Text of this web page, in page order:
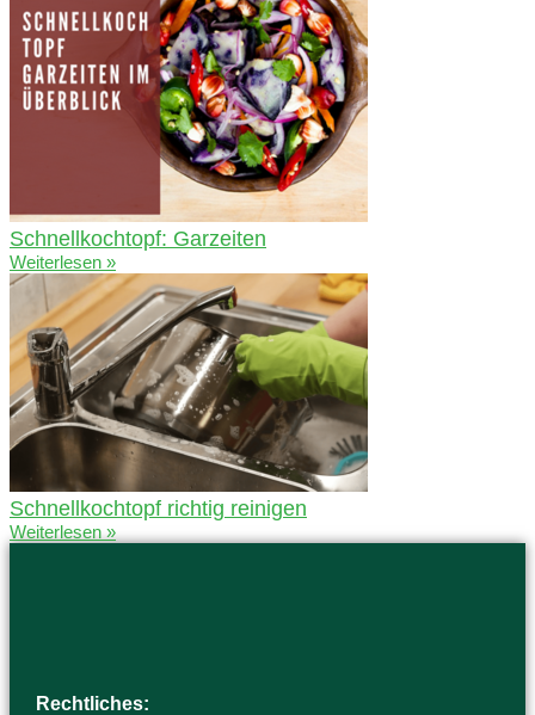
Schnellkochtopf: Garzeiten
Weiterlesen »
Schnellkochtopf richtig reinigen
Weiterlesen »
Rechtliches: